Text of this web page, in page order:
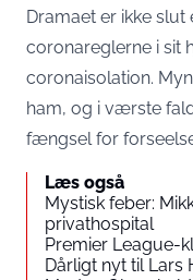
Dramaet er ikke
coronareglerne i sit
coronaisolation.
ham, og i værste
fængsel for
Læs også
Mystisk feber:
privathospital
Premier League-
Dårligt nyt til Lars